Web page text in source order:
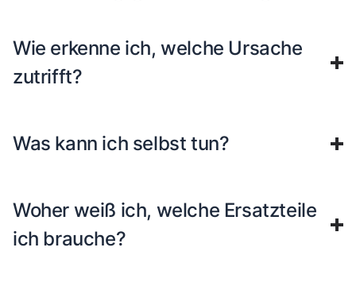
Wie erkenne ich, welche Ursache
zutrifft?
Was kann ich selbst tun?
Woher weiß ich, welche Ersatzteile
ich brauche?